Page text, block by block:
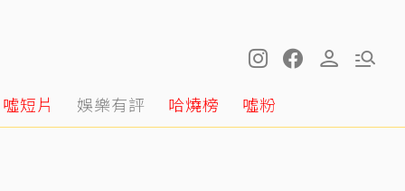
噓短片 娛樂有評 哈燒榜 噓粉